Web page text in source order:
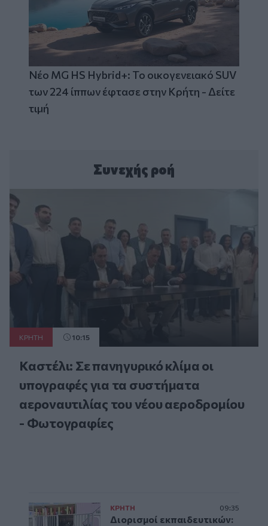
Νέο MG HS Hybrid+: Το οικογενειακό SUV
των 224 ίππων έφτασε στην Κρήτη - Δείτε
τιμή
Συνεχής ροή
ΚΡΗΤΗ 10:15
Καστέλι: Σε πανηγυρικό κλίμα οι
υπογραφές για τα συστήματα
αεροναυτιλίας του νέου αεροδρομίου
- Φωτογραφίες
ΚΡΗΤΗ 09:35
Διορισμοί εκπαιδευτικών: